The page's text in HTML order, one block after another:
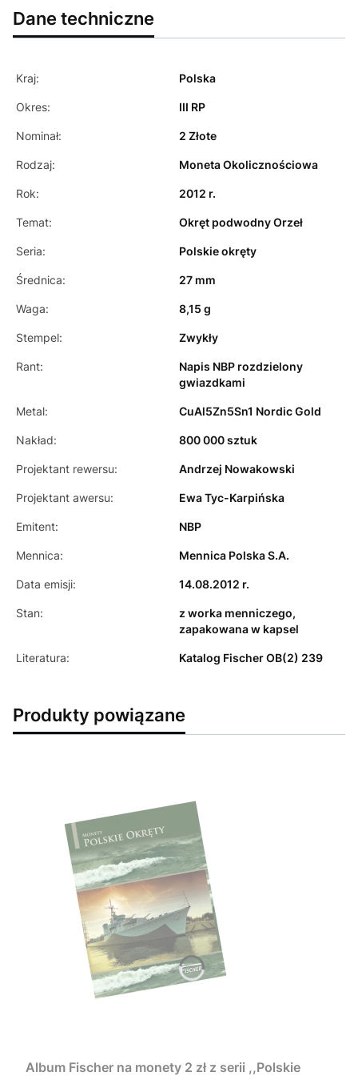
Dane techniczne
Kraj: Polska
Okres: III RP
Nominał: 2 Złote
Rodzaj: Moneta Okolicznościowa
Rok: 2012 r.
Temat: Okręt podwodny Orzeł
Seria: Polskie okręty
Średnica: 27 mm
Waga: 8,15 g
Stempel: Zwykły
Rant:
Napis NBP rozdzielony
gwiazdkami
Metal: CuAl5Zn5Sn1 Nordic Gold
Nakład: 800 000 sztuk
Projektant rewersu: Andrzej Nowakowski
Projektant awersu: Ewa Tyc-Karpińska
Emitent: NBP
Mennica: Mennica Polska S.A.
Data emisji: 14.08.2012 r.
Stan:
z worka menniczego,
zapakowana w kapsel
Literatura: Katalog Fischer OB(2) 239
Produkty powiązane
Album Fischer na monety 2 zł z serii ,,Polskie